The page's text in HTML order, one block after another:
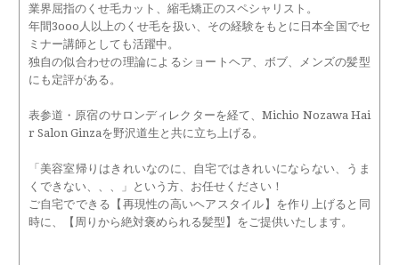
業界屈指のくせ毛カット、縮毛矯正のスペシャリスト。
年間3ooo人以上のくせ毛を扱い、その経験をもとに日本全国でセ
ミナー講師としても活躍中。
独自の似合わせの理論によるショートヘア、ボブ、メンズの髪型
にも定評がある。
表参道・原宿のサロンディレクターを経て、Michio Nozawa Hai
r Salon Ginzaを野沢道生と共に立ち上げる。
「美容室帰りはきれいなのに、自宅ではきれいにならない、うま
くできない、、、」という方、お任せください！
ご自宅でできる【再現性の高いヘアスタイル】を作り上げると同
時に、【周りから絶対褒められる髪型】をご提供いたします。